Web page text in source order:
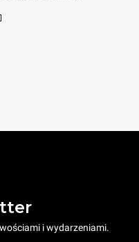
i wydarzeniami.